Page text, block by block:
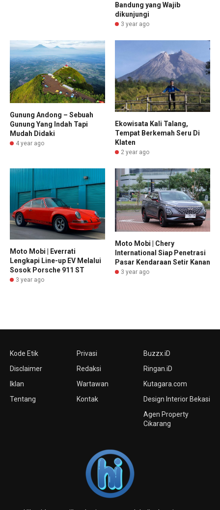
Bandung yang Wajib
dikunjungi
3 year ago
Gunung Andong – Sebuah
Gunung Yang Indah Tapi
Mudah Didaki
4 year ago
Ekowisata Kali Talang,
Tempat Berkemah Seru Di
Klaten
2 year ago
Moto Mobi | Everrati
Lengkapi Line-up EV Melalui
Sosok Porsche 911 ST
3 year ago
Moto Mobi | Chery
International Siap Penetrasi
Pasar Kendaraan Setir Kanan
3 year ago
Kode Etik
Disclaimer
Iklan
Tentang
Privasi
Redaksi
Wartawan
Kontak
Buzzx.iD
Ringan.iD
Kutagara.com
Design Interior Bekasi
Agen Property
Cikarang